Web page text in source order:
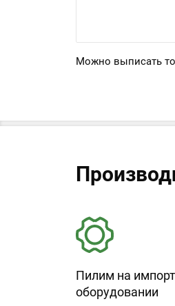
Можно выписать
Пилим на
оборудовании